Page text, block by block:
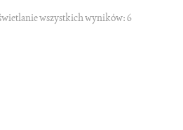
wszystkich wyników: 6Posortowane